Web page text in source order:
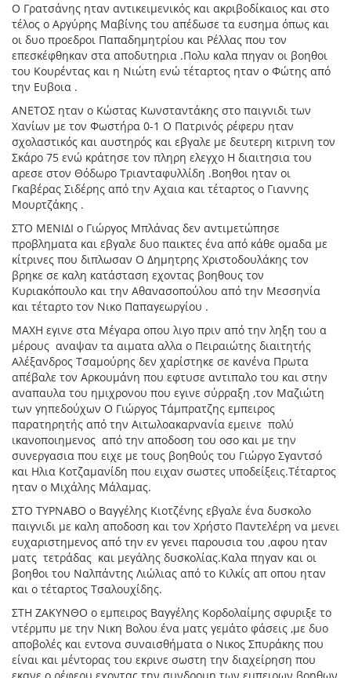
Ο Γρατσάνης ηταν αντικειμενικός και ακριβοδίκαιος και στο
τέλος ο Αργύρης Μαβίνης του απέδωσε τα ευσημα όπως και
οι δυο προεδροι Παπαδημητρίου και Ρέλλας που τον
επεσκέφθηκαν στα αποδυτηρια .Πολυ καλα πηγαν οι βοηθοι
του Κουρέντας και η Νιώτη ενώ τέταρτος ηταν ο Φώτης από
την Ευβοια .
ΑΝΕΤΟΣ ηταν ο Κώστας Κωνσταντάκης στο παιγνιδι των
Χανίων με τον Φωστήρα 0-1 Ο Πατρινός ρέφερυ ηταν
σχολαστικός και αυστηρός και εβγαλε με δευτερη κιτρινη τον
Σκάρο 75 ενώ κράτησε τον πληρη ελεγχο Η διαιτησια του
αρεσε στον Θόδωρο Τριανταφυλλίδη .Βοηθοι ηταν οι
Γκαβέρας Σιδέρης από την Αχαια και τέταρτος ο Γιαννης
Μουρτζάκης .
ΣΤΟ ΜΕΝΙΔΙ ο Γιώργος Μπλάνας δεν αντιμετώπησε
προβληματα και εβγαλε δυο παικτες ένα από κάθε ομαδα με
κίτρινες που διπλωσαν Ο Δημητρης Χριστοδουλάκης τον
βρηκε σε καλη κατάσταση εχοντας βοηθους τον
Κυριακόπουλο και την Αθανασοπούλου από την Μεσσηνία
και τέταρτο τον Νικο Παπαγεωργίου .
ΜΑΧΗ εγινε στα Μέγαρα οπου λιγο πριν από την ληξη του α
μέρους αναψαν τα αιματα αλλα ο Πειραιώτης διαιτητής
Αλέξανδρος Τσαμούρης δεν χαρίστηκε σε κανένα Πρωτα
απέβαλε τον Αρκουμάνη που εφτυσε αντιπαλο του και στην
αναπαυλα του ημιχρονου που εγινε σύρραξη ,τον Μαζιώτη
των γηπεδούχων Ο Γιώργος Τάμπρατζης εμπειρος
παρατηρητής από την Αιτωλοακαρνανία εμεινε πολύ
ικανοποιημενος από την αποδοση του οσο και με την
συνεργασια που ειχε με τους βοηθούς του Γιώργο Σγαντσό
και Ηλια Κοτζαμανίδη που ειχαν σωστες υποδείξεις.Τέταρτος
ηταν ο Μιχάλης Μάλαμας.
ΣΤΟ ΤΥΡΝΑΒΟ ο Βαγγέλης Κιοτζένης εβγαλε ένα δυσκολο
παιγνιδι με καλη αποδοση και τον Χρήστο Παντελέρη να μενει
ευχαριστημενος από την εν γενει παρουσια του ,αφου ηταν
ματς τετράδας και μεγάλης δυσκολίας.Καλα πηγαν και οι
βοηθοι του Ναλπάντης Λιώλιας από το Κιλκίς απ οπου ηταν
και ο τέταρτος Τσαλουχίδης.
ΣΤΗ ΖΑΚΥΝΘΟ ο εμπειρος Βαγγέλης Κορδολαίμης σφυριξε το
ντέρμπυ με την Νικη Βολου ένα ματς γεμάτο φάσεις ,με δυο
αποβολές και εντονα συναισθήματα ο Νικος Σπυράκης που
είναι και μέντορας του εκρινε σωστη την διαχείρηση που